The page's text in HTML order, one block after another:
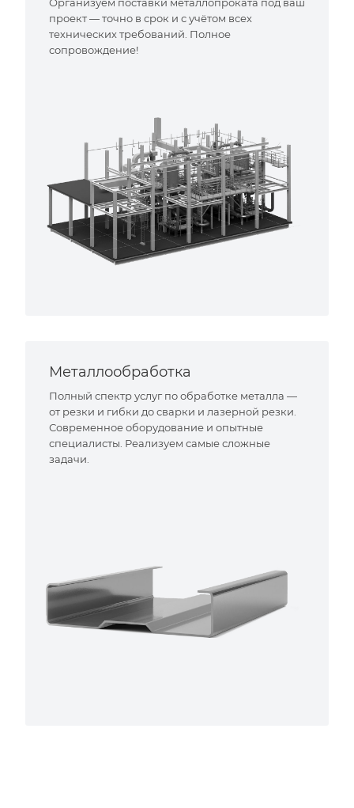
проект — точно в срок и с учётом всех
технических требований. Полное
сопровождение!
Металлообработка
Полный спектр услуг по обработке металла —
от резки и гибки до сварки и лазерной резки.
Современное оборудование и опытные
специалисты. Реализуем самые сложные
задачи.